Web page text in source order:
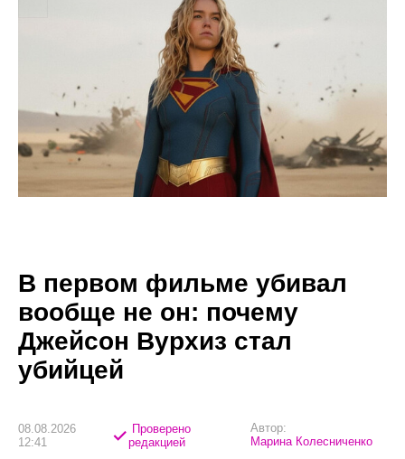
В первом фильме убивал
вообще не он: почему
Джейсон Вурхиз стал
убийцей
08.08.2026
12:41
Проверено
редакцией
Автор:
Марина Колесниченко